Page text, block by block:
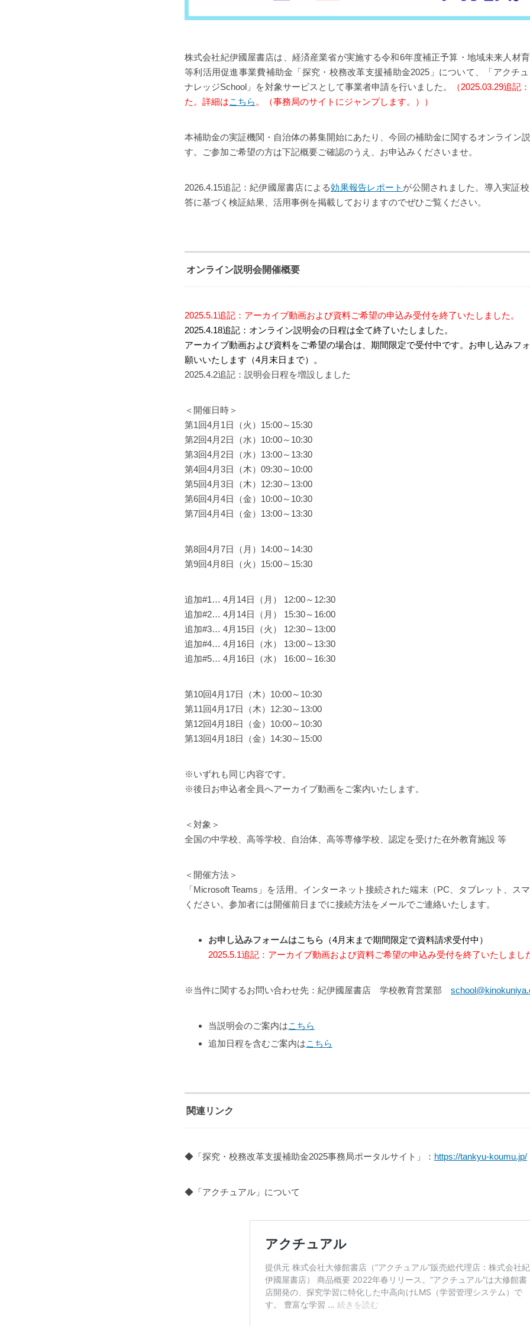
株式会社紀伊國屋書店は、経済産業省が実施する令和6年度補正予算・地域未来人材
等利活用促進事業費補助金「探究・校務改革支援補助金2025」について、「アクチ
ナレッジSchool」を対象サービスとして事業者申請を行いました。
（2025.03.29追記
た。詳細はこちら 。（事務局のサイトにジャンプします。））
本補助金の実証機関・自治体の募集開始にあたり、今回の補助金に関するオンライン
す。ご参加ご希望の方は下記概要ご確認のうえ、お申込みくださいませ。
2026.4.15追記：紀伊國屋書店による効果報告レポート が公開されました。導入実証
答に基づく検証結果、活用事例を掲載しておりますのでぜひご覧ください。
オンライン説明会開催概要
2025.5.1追記：アーカイブ動画および資料ご希望の申込み受付を終了いたしました。
2025.4.18追記：オンライン説明会の日程は全て終了いたしました。
アーカイブ動画および資料をご希望の場合は、期間限定で受付中です。お申し込みフ
願いいたします（4月末日まで）。
2025.4.2追記：説明会日程を増設しました
＜開催日時＞
第1回4月1日（火）15:00～15:30
第2回4月2日（水）10:00～10:30
第3回4月2日（水）13:00～13:30
第4回4月3日（木）09:30～10:00
第5回4月3日（木）12:30～13:00
第6回4月4日（金）10:00～10:30
第7回4月4日（金）13:00～13:30
第8回4月7日（月）14:00～14:30
第9回4月8日（火）15:00～15:30
追加#1… 4月14日（月） 12:00～12:30
追加#2… 4月14日（月） 15:30～16:00
追加#3… 4月15日（火） 12:30～13:00
追加#4… 4月16日（水） 13:00～13:30
追加#5… 4月16日（水） 16:00～16:30
第10回4月17日（木）10:00～10:30
第11回4月17日（木）12:30～13:00
第12回4月18日（金）10:00～10:30
第13回4月18日（金）14:30～15:00
※いずれも同じ内容です。
※後日お申込者全員へアーカイブ動画をご案内いたします。
＜対象＞
全国の中学校、高等学校、自治体、高等専修学校、認定を受けた在外教育施設 等
＜開催方法＞
「Microsoft Teams」を活用。インターネット接続された端末（PC、タブレット、ス
ください。参加者には開催前日までに接続方法をメールでご連絡いたします。
お申し込みフォームはこちら （4月末まで期間限定で資料請求受付中）
2025.5.1追記：アーカイブ動画および資料ご希望の申込み受付を終了いたしまし
※当件に関するお問い合わせ先：紀伊國屋書店 学校教育営業部
当説明会のご案内はこちら
追加日程を含むご案内はこちら
関連リンク
◆「探究・校務改革支援補助金2025事務局ポータルサイト」： https://tankyu-koumu.jp/
◆「アクチュアル」について